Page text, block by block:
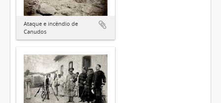
Ataque e incêndio de
Canudos